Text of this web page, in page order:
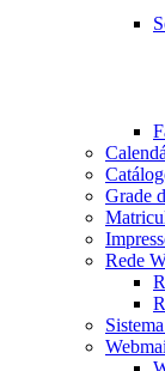
Grade
Rede